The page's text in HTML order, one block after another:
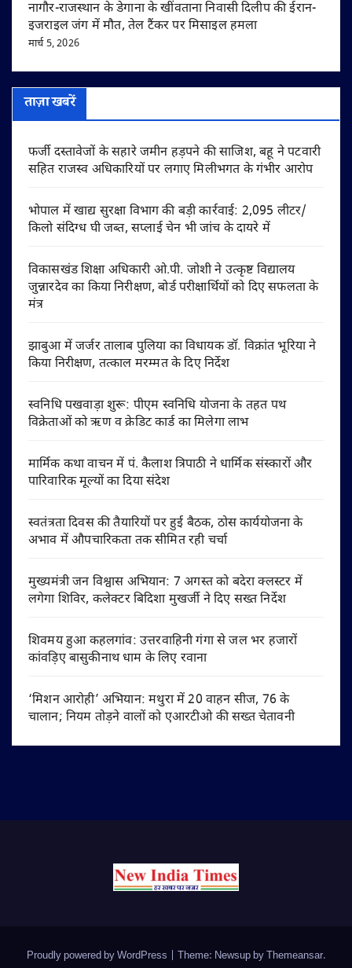
नागौर-राजस्थान के डेगाना के खींवताना निवासी दिलीप की ईरान-
इजराइल जंग में मौत, तेल टैंकर पर मिसाइल हमला
मार्च 5, 2026
ताज़ा खबरें
फर्जी दस्तावेजों के सहारे जमीन हड़पने की साजिश, बहू ने पटवारी
सहित राजस्व अधिकारियों पर लगाए मिलीभगत के गंभीर आरोप
भोपाल में खाद्य सुरक्षा विभाग की बड़ी कार्रवाई: 2,095 लीटर/
किलो संदिग्ध घी जब्त, सप्लाई चेन भी जांच के दायरे में
विकासखंड शिक्षा अधिकारी ओ.पी. जोशी ने उत्कृष्ट विद्यालय
जुन्नारदेव का किया निरीक्षण, बोर्ड परीक्षार्थियों को दिए सफलता के
मंत्र
झाबुआ में जर्जर तालाब पुलिया का विधायक डॉ. विक्रांत भूरिया ने
किया निरीक्षण, तत्काल मरम्मत के दिए निर्देश
स्वनिधि पखवाड़ा शुरू: पीएम स्वनिधि योजना के तहत पथ
विक्रेताओं को ऋण व क्रेडिट कार्ड का मिलेगा लाभ
मार्मिक कथा वाचन में पं. कैलाश त्रिपाठी ने धार्मिक संस्कारों और
पारिवारिक मूल्यों का दिया संदेश
स्वतंत्रता दिवस की तैयारियों पर हुई बैठक, ठोस कार्ययोजना के
अभाव में औपचारिकता तक सीमित रही चर्चा
मुख्यमंत्री जन विश्वास अभियान: 7 अगस्त को बदेरा क्लस्टर में
लगेगा शिविर, कलेक्टर बिदिशा मुखर्जी ने दिए सख्त निर्देश
शिवमय हुआ कहलगांव: उत्तरवाहिनी गंगा से जल भर हजारों
कांवड़िए बासुकीनाथ धाम के लिए रवाना
‘मिशन आरोही’ अभियान: मथुरा में 20 वाहन सीज, 76 के
चालान; नियम तोड़ने वालों को एआरटीओ की सख्त चेतावनी
Proudly powered by WordPress Theme: Newsup byThemeansar.